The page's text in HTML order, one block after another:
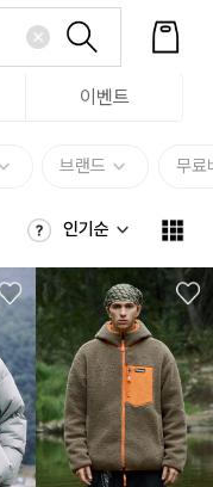
이벤트
브랜드 무료
인기순